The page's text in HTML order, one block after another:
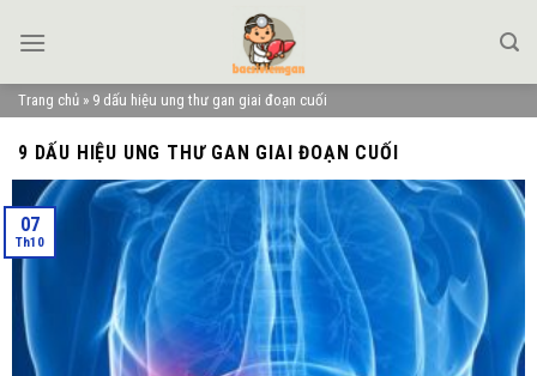
Trang chủ » 9 dấu hiệu ung thư gan giai đoạn cuối
9 DẤU HIỆU UNG THƯ GAN GIAI ĐOẠN CUỐI
07
Th10